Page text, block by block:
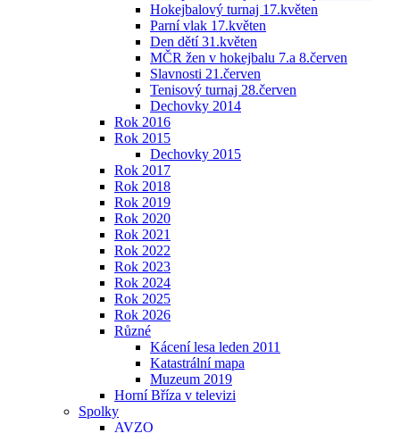
Hokejbalový turnaj 17.květen
Parní vlak 17.květen
Den dětí 31.květen
MČR žen v hokejbalu 7.a 8.červen
Slavnosti 21.červen
Tenisový turnaj 28.červen
Dechovky 2014
Rok 2016
Rok 2015
Dechovky 2015
Rok 2017
Rok 2018
Rok 2019
Rok 2020
Rok 2021
Rok 2022
Rok 2023
Rok 2024
Rok 2025
Rok 2026
Různé
Kácení lesa leden 2011
Katastrální mapa
Muzeum 2019
Horní Bříza v televizi
Spolky
AVZO